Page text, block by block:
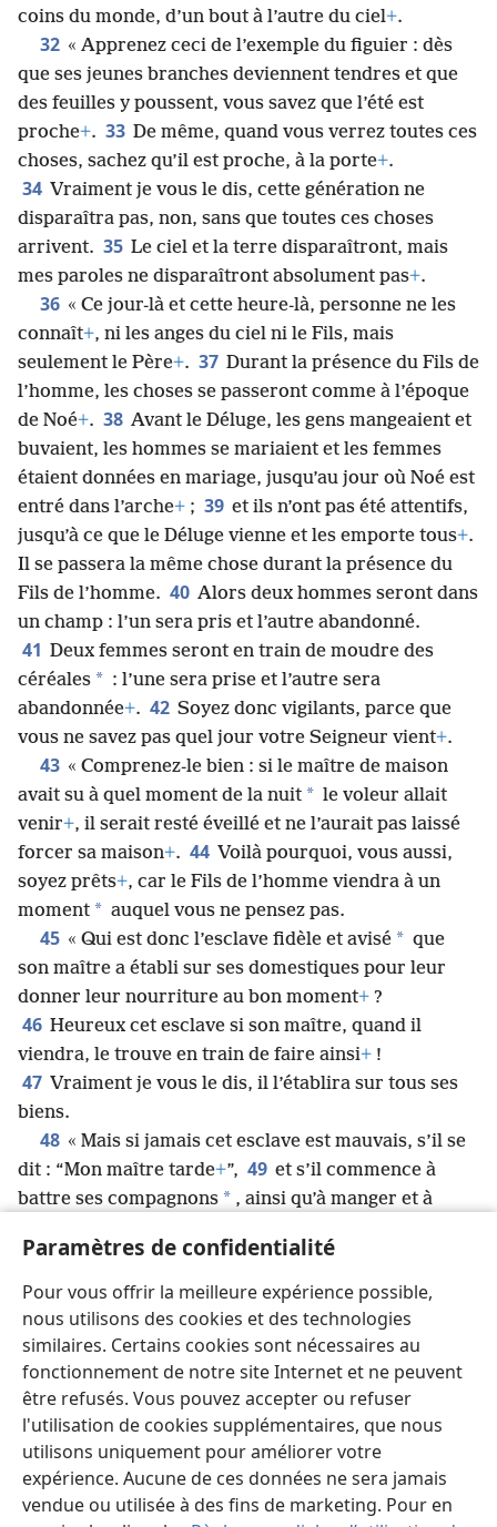
Paramètres de confidentialité
Pour vous offrir la meilleure expérience possible,
nous utilisons des cookies et des technologies
similaires. Certains cookies sont nécessaires au
fonctionnement de notre site Internet et ne peuvent
être refusés. Vous pouvez accepter ou refuser
l'utilisation de cookies supplémentaires, que nous
utilisons uniquement pour améliorer votre
expérience. Aucune de ces données ne sera jamais
vendue ou utilisée à des fins de marketing. Pour en
coins du monde, d’un bout à l’autre du ciel+.
32 « Apprenez ceci de l’exemple du figuier : dès
que ses jeunes branches deviennent tendres et que
des feuilles y poussent, vous savez que l’été est
proche+. 33 De même, quand vous verrez toutes ces
choses, sachez qu’il est proche, à la porte+.
34 Vraiment je vous le dis, cette génération ne
disparaîtra pas, non, sans que toutes ces choses
arrivent. 35 Le ciel et la terre disparaîtront, mais
mes paroles ne disparaîtront absolument pas+.
36 « Ce jour-là et cette heure-là, personne ne les
connaît+, ni les anges du ciel ni le Fils, mais
seulement le Père+. 37 Durant la présence du Fils de
l’homme, les choses se passeront comme à l’époque
de Noé+. 38 Avant le Déluge, les gens mangeaient et
buvaient, les hommes se mariaient et les femmes
étaient données en mariage, jusqu’au jour où Noé est
entré dans l’arche+ ; 39 et ils n’ont pas été attentifs,
jusqu’à ce que le Déluge vienne et les emporte tous+.
Il se passera la même chose durant la présence du
Fils de l’homme. 40 Alors deux hommes seront dans
un champ : l’un sera pris et l’autre abandonné.
41 Deux femmes seront en train de moudre des
céréales * : l’une sera prise et l’autre sera
abandonnée+. 42 Soyez donc vigilants, parce que
vous ne savez pas quel jour votre Seigneur vient+.
43 « Comprenez-le bien : si le maître de maison
avait su à quel moment de la nuit * le voleur allait
venir+, il serait resté éveillé et ne l’aurait pas laissé
forcer sa maison+. 44 Voilà pourquoi, vous aussi,
soyez prêts+, car le Fils de l’homme viendra à un
moment * auquel vous ne pensez pas.
45 « Qui est donc l’esclave fidèle et avisé * que
son maître a établi sur ses domestiques pour leur
donner leur nourriture au bon moment+ ?
46 Heureux cet esclave si son maître, quand il
viendra, le trouve en train de faire ainsi+ !
47 Vraiment je vous le dis, il l’établira sur tous ses
biens.
48 « Mais si jamais cet esclave est mauvais, s’il se
dit : “Mon maître tarde+”, 49 et s’il commence à
battre ses compagnons * , ainsi qu’à manger et à
viendra un jour où il ne l’attend pas et à une heure
qu’il ne connaît pas+, 51 il le punira très sévèrement
et le mettra avec les hypocrites. Là, il pleurera et
grincera des dents+.
Français Partager Préférences
Copyright © 2026 Watch Tower Bible and Tract Society of Pennsylvania
Conditions d’utilisation
Règles de confidentialité